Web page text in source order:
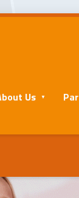
Us